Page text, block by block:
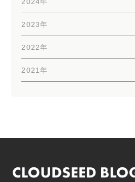
2023年
2022年
2021年